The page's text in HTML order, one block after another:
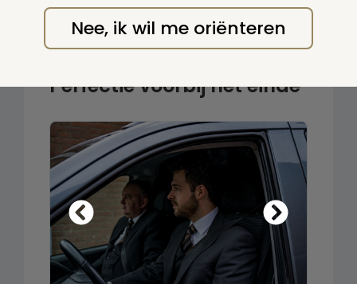
Post Mortem
Perfectie voorbij het einde
Nee, ik wil me oriënteren